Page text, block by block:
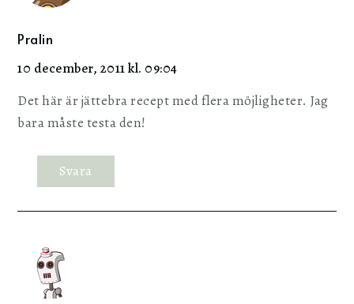
Pralin
10 december, 2011 kl. 09:04
Det här är jättebra recept med flera möjligheter. Jag
bara måste testa den!
Svara